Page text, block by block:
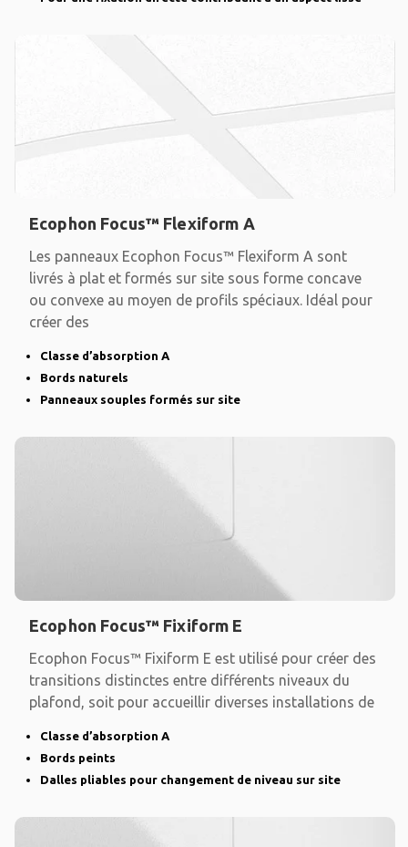
Ecophon Focus™ Flexiform A
Les panneaux Ecophon Focus™ Flexiform A sont
livrés à plat et formés sur site sous forme concave
ou convexe au moyen de profils spéciaux. Idéal pour
créer des
Classe d’absorption A
Bords naturels
Panneaux souples formés sur site
Ecophon Focus™ Fixiform E
Ecophon Focus™ Fixiform E est utilisé pour créer des
transitions distinctes entre différents niveaux du
plafond, soit pour accueillir diverses installations de
Classe d’absorption A
Bords peints
Dalles pliables pour changement de niveau sur site